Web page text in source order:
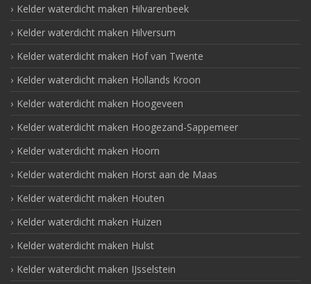
Kelder waterdicht maken Hilvarenbeek
Kelder waterdicht maken Hilversum
Kelder waterdicht maken Hof van Twente
Kelder waterdicht maken Hollands Kroon
Kelder waterdicht maken Hoogeveen
Kelder waterdicht maken Hoogezand-Sappemeer
Kelder waterdicht maken Hoorn
Kelder waterdicht maken Horst aan de Maas
Kelder waterdicht maken Houten
Kelder waterdicht maken Huizen
Kelder waterdicht maken Hulst
Kelder waterdicht maken IJsselstein